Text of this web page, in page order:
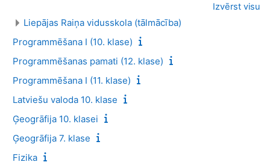
Izvērst visu
Liepājas Raiņa vidusskola (tālmācība)
Programmēšana I (10. klase)
Programmēšanas pamati (12. klase)
Programmēšana I (11. klase)
Latviešu valoda 10. klase
Ģeogrāfija 10. klasei
Ģeogrāfija 7. klase
Fizika